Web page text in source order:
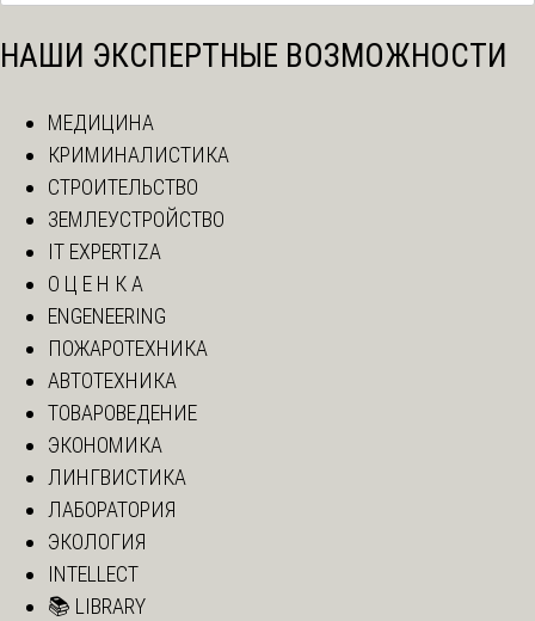
НАШИ ЭКСПЕРТНЫЕ ВОЗМОЖНОСТИ
МЕДИЦИНА
КРИМИНАЛИСТИКА
СТРОИТЕЛЬСТВО
ЗЕМЛЕУСТРОЙСТВО
IT EXPERTIZA
О Ц Е Н К А
ENGENEERING
ПОЖАРОТЕХНИКА
АВТОТЕХНИКА
ТОВАРОВЕДЕНИЕ
ЭКОНОМИКА
ЛИНГВИСТИКА
ЛАБОРАТОРИЯ
ЭКОЛОГИЯ
INTELLECT
📚 LIBRARY